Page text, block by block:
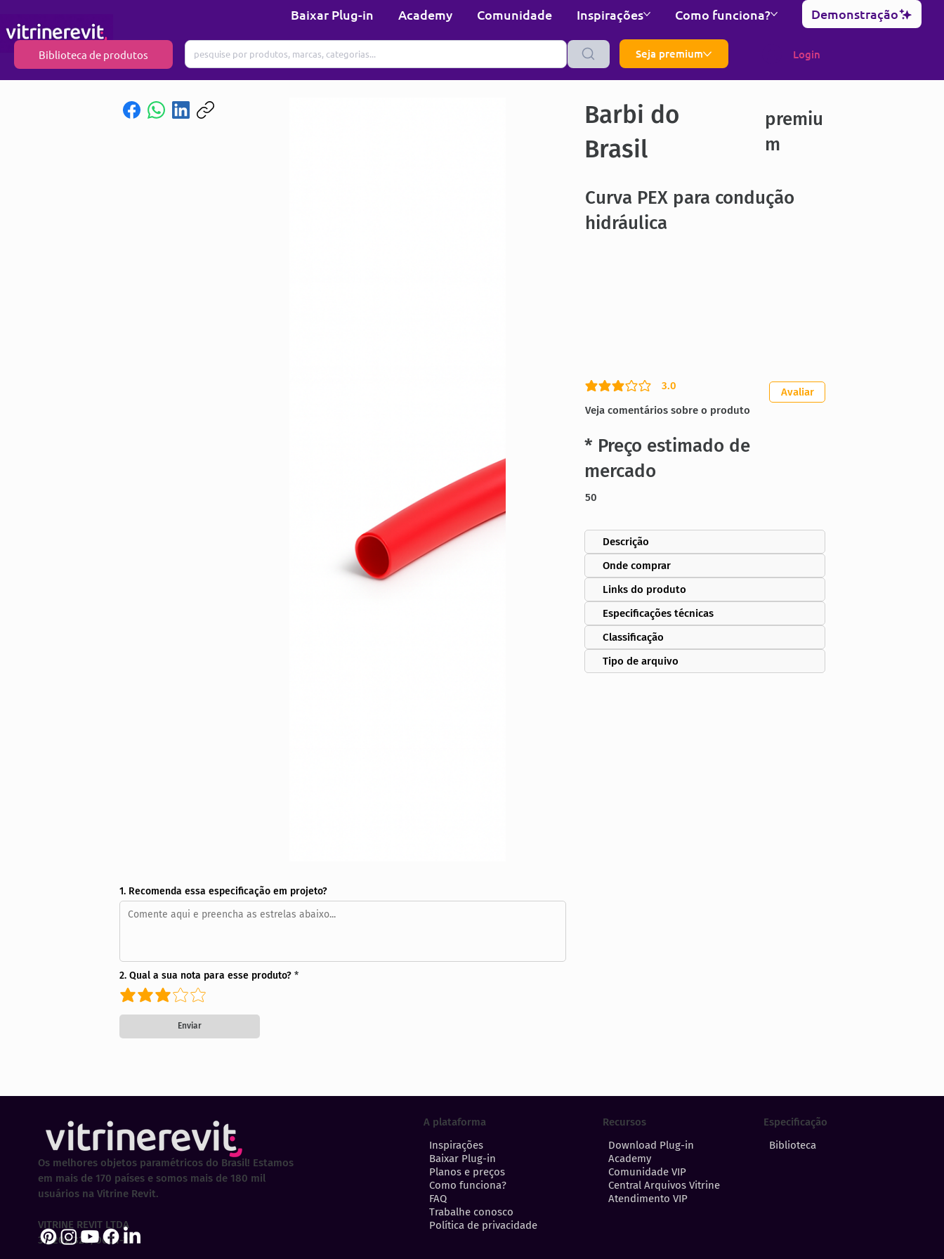
Baixar Plug-in Academy Comunidade Inspirações Como funciona? Demonstração
Biblioteca de produtos Seja premium Login
Barbi do
Brasil
premiu
m
Curva PEX para condução
hidráulica
3.0
classificação média é 3 de 5
Veja comentários sobre o produto
Avaliar
* Preço estimado de
mercado
50
Descrição
Onde comprar
Links do produto
Especificações técnicas
Classificação
Tipo de arquivo
1. Recomenda essa especificação em projeto?
2. Qual a sua nota para esse produto?
Enviar
A plataforma
Inspirações
Baixar Plug-in
Planos e preços
Como funciona?
FAQ
Trabalhe conosco
Política de privacidade
Recursos
Download Plug-in
Academy
Comunidade VIP
Central Arquivos Vitrine
Atendimento VIP
Especificação
Biblioteca
Os melhores objetos paramétricos do Brasil! Estamos
em mais de 170 países e somos mais de 180 mil
usuários na Vitrine Revit.
VITRINE REVIT LTDA
30.202.323/0001-29